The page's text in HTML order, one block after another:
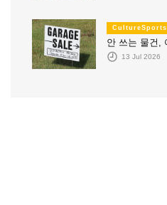
CultureSports
안 쓰는 물건,
13 Jul 2026